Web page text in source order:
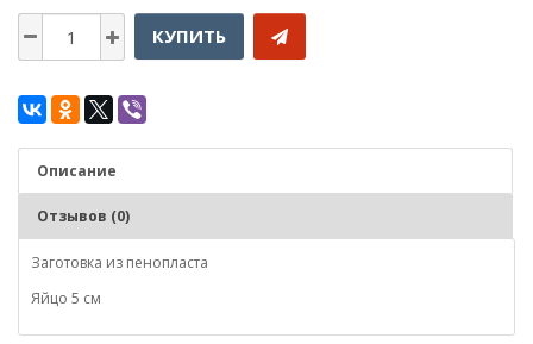
КУПИТЬ
Описание
Отзывов (0)
Заготовка из пенопласта
Яйцо 5 см